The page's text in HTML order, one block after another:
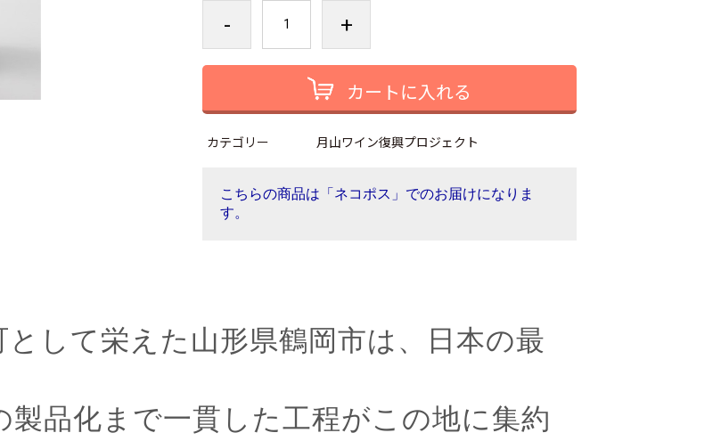
- +
カートに入れる
カテゴリー 月山ワイン復興プロジェクト
こちらの商品は「ネコポス」でのお届けになりま
す。
して栄えた山形県鶴岡市は、日本の最
品化まで一貫した工程がこの地に集約